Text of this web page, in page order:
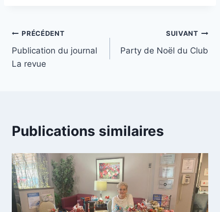
Navigation
de
PRÉCÉDENT
Publication du journal
La revue
SUIVANT
Party de Noël du Club
Publications similaires